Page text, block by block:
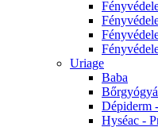
Uriage
Baba
Dépiderm
Hyséac -